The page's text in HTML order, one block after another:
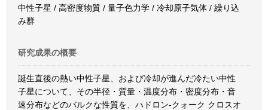
中性子星 / 高密度物質 / 量子色力学 / 冷却原子気体 / 繰り込
み群
研究成果の概要
誕生直後の熱い中性子星、および冷却が進んだ冷たい中性
子星について、その半径・質量・温度分布・密度分布・音
速分布などのバルクな性質を、ハドロン-クォーク クロスオ